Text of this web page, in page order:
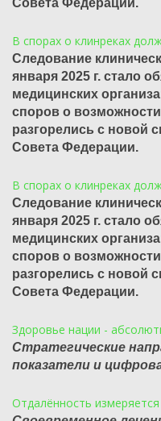
Совета Федерации.
В спорах о клинреках
Следование
января 2025 г. стало
медицинских
споров о
разгорелись с новой
Совета Федерации.
В спорах о клинреках
Следование
января 2025 г. стало
медицинских
споров о
разгорелись с новой
Совета Федерации.
Здоровье нации -
Стратегические
показатели и
Отдалённость